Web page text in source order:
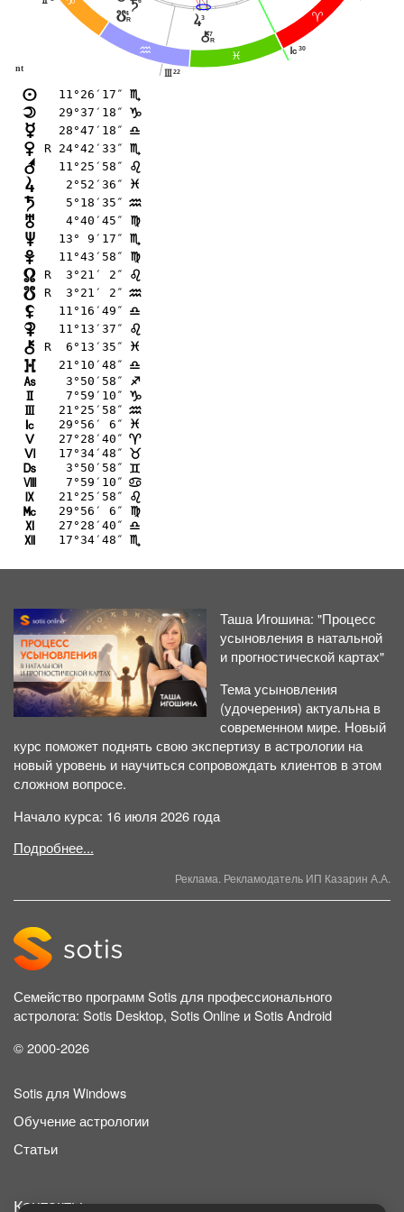
;
E
F
22
30
J
y4
R
t
s3
|7
R
nt
n 11°26′17″ B
o 29°37′18″ D
p 28°47′18″ A
q R 24°42′33″ B
r 11°25′58″ ?
s 2°52′36″ F
t 5°18′35″ E
u 4°40′45″ @
v 13° 9′17″ B
w 11°43′58″ @
x R  3°21′ 2″ ?
y R  3°21′ 2″ E
z 11°16′49″ A
{ 11°13′37″ ?
| R  6°13′35″ F
} 21°10′48″ A
G 3°50′58″ C
7°59′10″ D
21°25′58″ E
J 29°56′ 6″ F
K 27°28′40″ ;
L 17°34′48″ <
M 3°50′58″ =
N 7°59′10″ >
O 21°25′58″ ?
P 29°56′ 6″ @
Q 27°28′40″ A
R 17°34′48″ B
Таша Игошина: "Процесс
усыновления в натальной
и прогностической картах"
Тема усыновления
(удочерения) актуальна в
современном мире. Новый
курс поможет поднять свою экспертизу в астрологии на
новый уровень и научиться сопровождать клиентов в этом
сложном вопросе.
Начало курса: 16 июля 2026 года
Подробнее...
Реклама. Рекламодатель ИП Казарин А.А.
Семейство программ Sotis для профессионального
астролога: Sotis Desktop, Sotis Online и Sotis Android
© 2000-2026
Sotis для Windows
Обучение астрологии
Статьи
Контакты